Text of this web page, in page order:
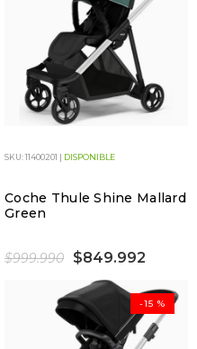
SKU: 11400201 | DISPONIBLE
Coche Thule Shine Mallard
Green
$999.990 $849.992
-15 %